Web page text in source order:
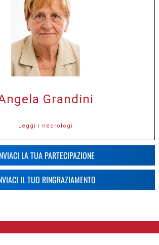
Grandini
Leggi i necrologi
LA TUA PARTECIPAZIONE
IL TUO RINGRAZIAMENTO